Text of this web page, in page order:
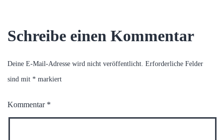
Schreibe einen Kommentar
Deine E-Mail-Adresse wird nicht veröffentlicht. Erforderliche Felder
sind mit * markiert
Kommentar *